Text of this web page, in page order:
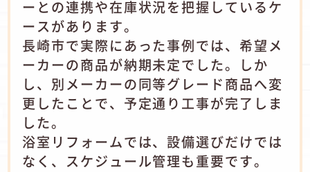
ーとの連携や在庫状況を把握しているケ
ースがあります。
長崎市で実際にあった事例では、希望メ
ーカーの商品が納期未定でした。しか
し、別メーカーの同等グレード商品へ変
更したことで、予定通り工事が完了しま
した。
浴室リフォームでは、設備選びだけでは
なく、スケジュール管理も重要です。